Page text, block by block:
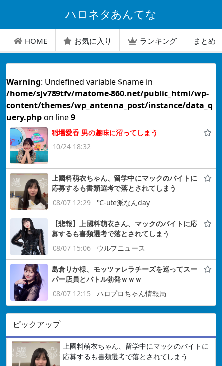
ハロネタあんてな
HOME お気に入り ランキング まとめ
Warning: Undefined variable $name in
/home/sjv789tfv/matome-860.net/public_html/wp-
content/themes/wp_antenna_post/instance/data_q
uery.phpon line9
稲場愛香 男の趣味に沼ってしまう
10/24 18:32
上國料萌衣ちゃん、留学中にマックのバイトに
応募するも書類選考で落とされてしまう
08/07 12:29
℃-ute派なんday
【悲報】上國料萌衣さん、マックのバイトに応
募するも書類選考で落とされてしまう
08/07 15:06
ウルフニュース
島倉りか様、モッツァレラチーズを巡ってスー
パー店員とバトル勃発ｗｗｗ
08/07 12:15
ハロプロちゃん情報局
ピックアップ
上國料萌衣ちゃん、留学中にマックのバイトに
応募するも書類選考で落とされてしまう